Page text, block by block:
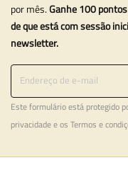
por mês.Ganhe 100
de que está com sessão
newsletter.
Este formulário está protegido
privacidadee os Termos e